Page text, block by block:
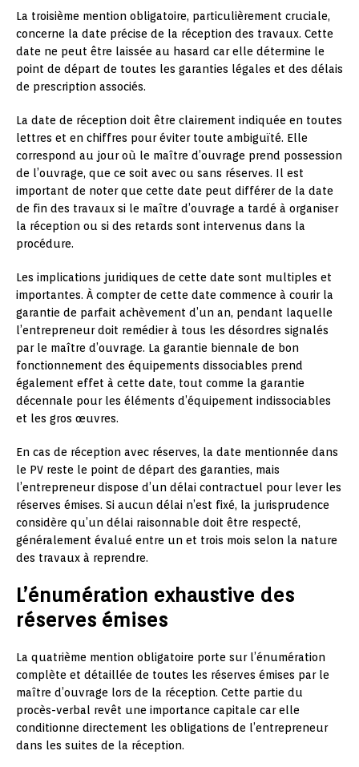
La troisième mention obligatoire, particulièrement cruciale,
concerne la date précise de la réception des travaux. Cette
date ne peut être laissée au hasard car elle détermine le
point de départ de toutes les garanties légales et des délais
de prescription associés.
La date de réception doit être clairement indiquée en toutes
lettres et en chiffres pour éviter toute ambiguïté. Elle
correspond au jour où le maître d’ouvrage prend possession
de l’ouvrage, que ce soit avec ou sans réserves. Il est
important de noter que cette date peut différer de la date
de fin des travaux si le maître d’ouvrage a tardé à organiser
la réception ou si des retards sont intervenus dans la
procédure.
Les implications juridiques de cette date sont multiples et
importantes. À compter de cette date commence à courir la
garantie de parfait achèvement d’un an, pendant laquelle
l’entrepreneur doit remédier à tous les désordres signalés
par le maître d’ouvrage. La garantie biennale de bon
fonctionnement des équipements dissociables prend
également effet à cette date, tout comme la garantie
décennale pour les éléments d’équipement indissociables
et les gros œuvres.
En cas de réception avec réserves, la date mentionnée dans
le PV reste le point de départ des garanties, mais
l’entrepreneur dispose d’un délai contractuel pour lever les
réserves émises. Si aucun délai n’est fixé, la jurisprudence
considère qu’un délai raisonnable doit être respecté,
généralement évalué entre un et trois mois selon la nature
des travaux à reprendre.
L’énumération exhaustive des
réserves émises
La quatrième mention obligatoire porte sur l’énumération
complète et détaillée de toutes les réserves émises par le
maître d’ouvrage lors de la réception. Cette partie du
procès-verbal revêt une importance capitale car elle
conditionne directement les obligations de l’entrepreneur
dans les suites de la réception.